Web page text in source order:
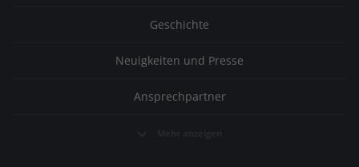
Geschichte
Neuigkeiten und Presse
Ansprechpartner